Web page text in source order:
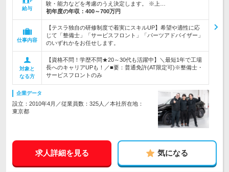
給与
験・能力などを考慮のうえ決定します。 ※上…
初年度の年収： 400～700万円
仕事内容
【テスラ独自の研修制度で着実にスキルUP】希望や適性に応
じて「整備士」「サービスフロント」「パーツアドバイザー」
のいずれかをお任せします。
対象と
なる方
【資格不問！学歴不問★20～30代も活躍中】＼最短1年で工場
長へのキャリアUPも！／■要：普通免許(AT限定可)※整備士・
サービスフロントのみ
企業データ
設立：2010年4月／従業員数：325人／本社所在地：
東京都
求人詳細を見る 気になる